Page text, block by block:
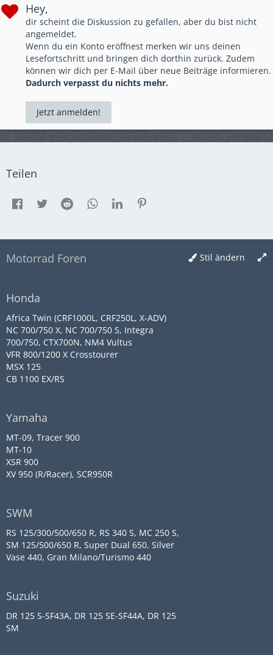
Hey,
dir scheint die Diskussion zu gefallen, aber du bist nicht
angemeldet.
Wenn du ein Konto eröffnest merken wir uns deinen
Lesefortschritt und bringen dich dorthin zurück. Zudem
können wir dich per E-Mail über neue Beiträge informieren.
Dadurch verpasst du nichts mehr.
Jetzt anmelden!
Teilen
Stil ändern
Motorrad Foren
Honda
Africa Twin (CRF1000L, CRF250L, X-ADV)
NC 700/750 X, NC 700/750 S, Integra
700/750, CTX700N, NM4 Vultus
VFR 800/1200 X Crosstourer
MSX 125
CB 1100 EX/RS
Yamaha
MT-09, Tracer 900
MT-10
XSR 900
XV 950 (R/Racer), SCR950R
SWM
RS 125/300/500/650 R, RS 340 S, MC 250 S,
SM 125/500/650 R, Super Dual 650, Silver
Vase 440, Gran Milano/Turismo 440
Suzuki
DR 125 S-SF43A, DR 125 SE-SF44A, DR 125
SM